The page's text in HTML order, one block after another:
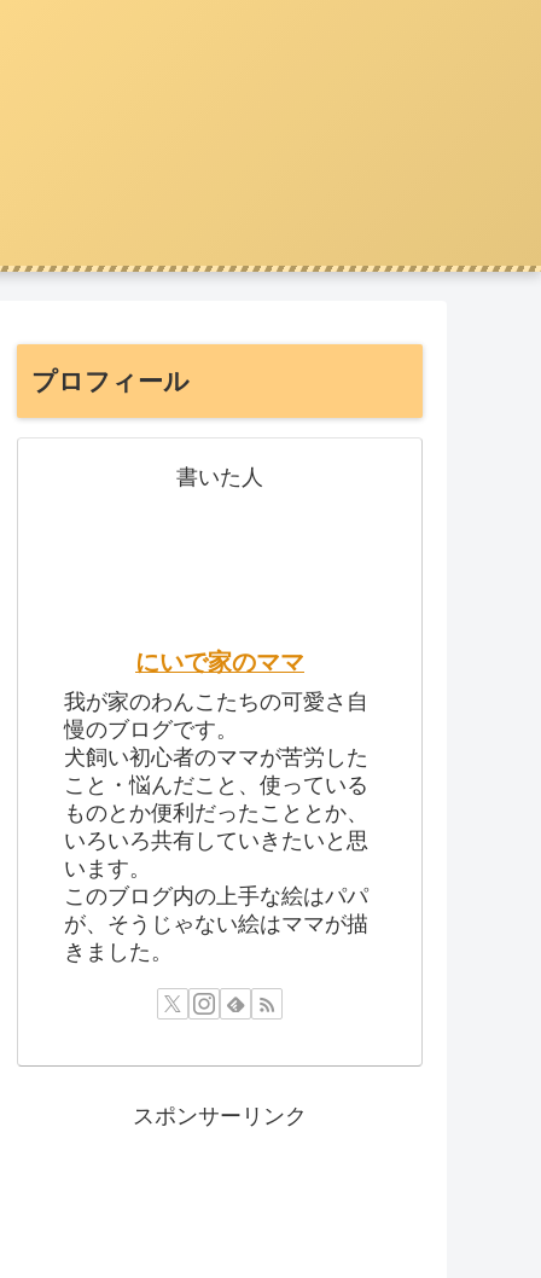
プロフィール
書いた人
にいで家のママ
我が家のわんこたちの可愛さ自
慢のブログです。
犬飼い初心者のママが苦労した
こと・悩んだこと、使っている
ものとか便利だったこととか、
いろいろ共有していきたいと思
います。
このブログ内の上手な絵はパパ
が、そうじゃない絵はママが描
きました。
スポンサーリンク